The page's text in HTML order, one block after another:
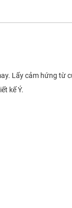
Lấy cảm hứng từ
kế Ý.